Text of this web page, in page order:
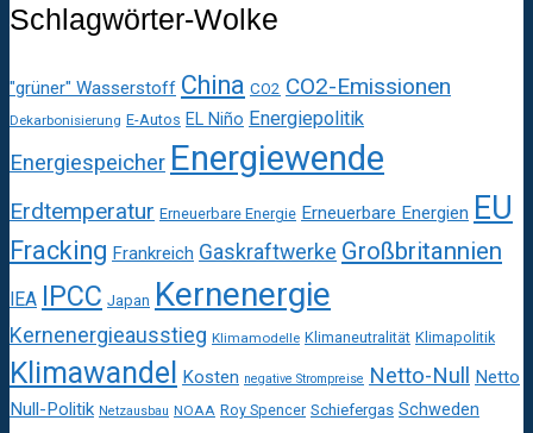
Schlagwörter-Wolke
"grüner" Wasserstoff China CO2 CO2-Emissionen
Dekarbonisierung E-Autos EL Niño Energiepolitik
Energiespeicher Energiewende
Erdtemperatur Erneuerbare Energie Erneuerbare Energien EU
Fracking Frankreich Gaskraftwerke Großbritannien
IEA IPCC Japan Kernenergie
Kernenergieausstieg Klimamodelle Klimaneutralität Klimapolitik
Klimawandel Kosten negative Strompreise Netto-Null Netto
Null-Politik Netzausbau NOAA Roy Spencer Schiefergas Schweden